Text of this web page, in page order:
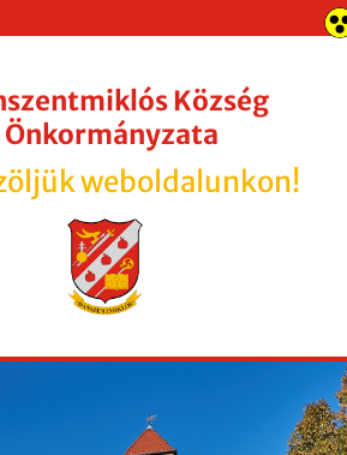
Község
Önkormányzata
weboldalunkon!